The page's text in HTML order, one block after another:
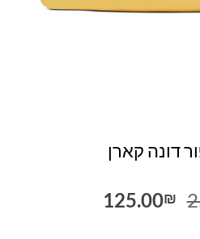
דונה קארן
המחיר
125.00₪